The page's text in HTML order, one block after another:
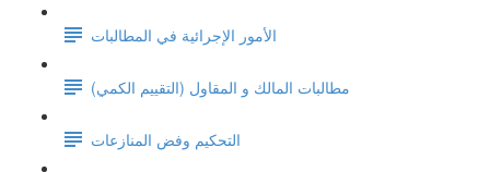
الأمور الإجرائية في المطالبات
مطالبات المالك و المقاول (التقييم الكمي)
التحكيم وفض المنازعات